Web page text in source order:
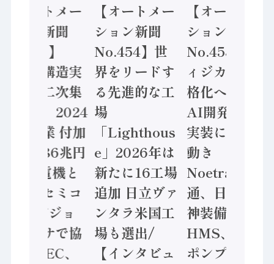
【オートメー
ション新聞
No.455】
「経済構造実
態調査二次集
計結果」2024
年製造業 付加
価値額86兆円
/ 三菱電機と
ソニーセミコ
ン AIビジョ
ンセンサで協
業 / IDEC、
【オートメー
ション新聞
No.454】世
界をリードす
る先進的な工
場
「Lighthous
e」2026年は
新たに16工場
追加 日立ヴァ
ンタラ米国工
場も選出/
【インタビュ
【オートメー
ション新聞
No.453】フ
ィジカルAI本
格化へ 国産
AI開発や社会
実装に活発な
動き
Noetra、富士
通、日立 / 兵
神装備 ×
HMS、老舗
ポンプメーカ